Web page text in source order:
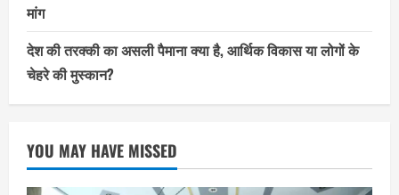
मांग
देश की तरक्की का असली पैमाना क्या है, आर्थिक विकास या लोगों के
चेहरे की मुस्कान?
YOU MAY HAVE MISSED